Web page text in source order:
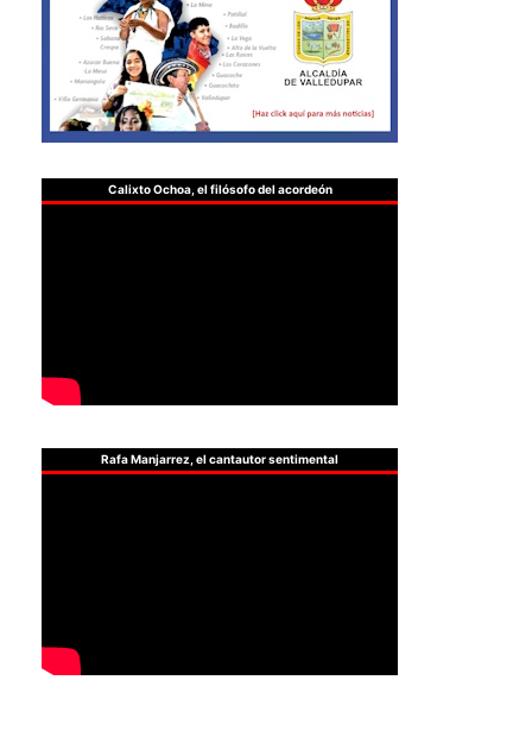
Calixto Ochoa, el filósofo del acordeón
Rafa Manjarrez, el cantautor sentimental